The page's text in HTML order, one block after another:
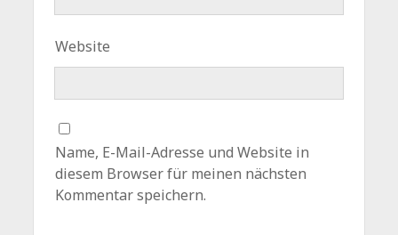
Website
Name, E-Mail-Adresse und Website in
diesem Browser für meinen nächsten
Kommentar speichern.